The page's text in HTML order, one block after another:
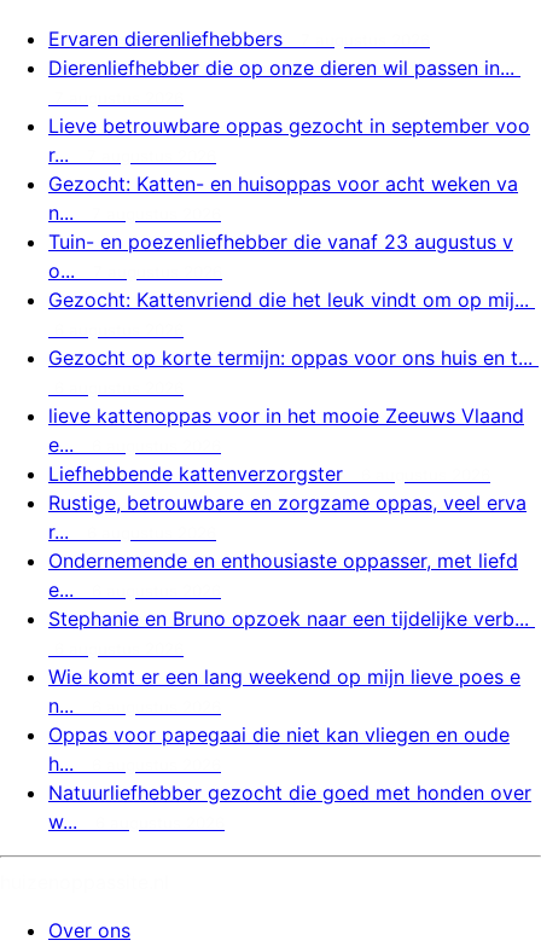
Ervaren dierenliefhebbers
Dierenliefhebber die op onze dieren wil passen in...
Lieve betrouwbare oppas gezocht in september voo
r...
Gezocht: Katten- en huisoppas voor acht weken va
n...
Tuin- en poezenliefhebber die vanaf 23 augustus v
o...
Gezocht: Kattenvriend die het leuk vindt om op mij...
Gezocht op korte termijn: oppas voor ons huis en t...
lieve kattenoppas voor in het mooie Zeeuws Vlaand
e...
Liefhebbende kattenverzorgster
Rustige, betrouwbare en zorgzame oppas, veel erva
r...
Ondernemende en enthousiaste oppasser, met liefd
e...
Stephanie en Bruno opzoek naar een tijdelijke verb...
Wie komt er een lang weekend op mijn lieve poes e
n...
Oppas voor papegaai die niet kan vliegen en oude
h...
Natuurliefhebber gezocht die goed met honden over
w...
Over ons